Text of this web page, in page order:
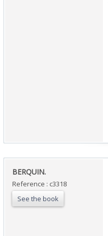
‎BERQUIN.‎
Reference : c3318
See the book